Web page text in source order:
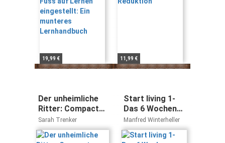
19,99 € 11,99 €
Der unheimliche
Ritter: Compact
Lernkrimi.
Englisch
Aufbauwortschatz
Sarah Trenker
Start living 1-
Das 6 Wochen
Training
Manfred Winterheller